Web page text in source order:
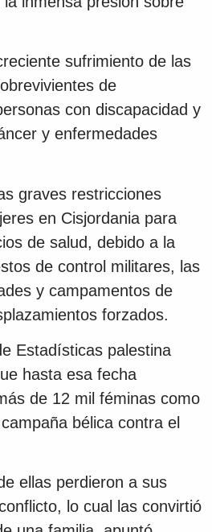
sufrimiento de las
de
con discapacidad y
y enfermedades
graves restricciones
en Cisjordania para
de salud, debido a la
de control militares, las
y campamentos de
forzados.
Estadísticas palestina
hasta esa fecha
de 12 mil féminas como
bélica contra el
ellas perdieron a sus
lo cual las convirtió